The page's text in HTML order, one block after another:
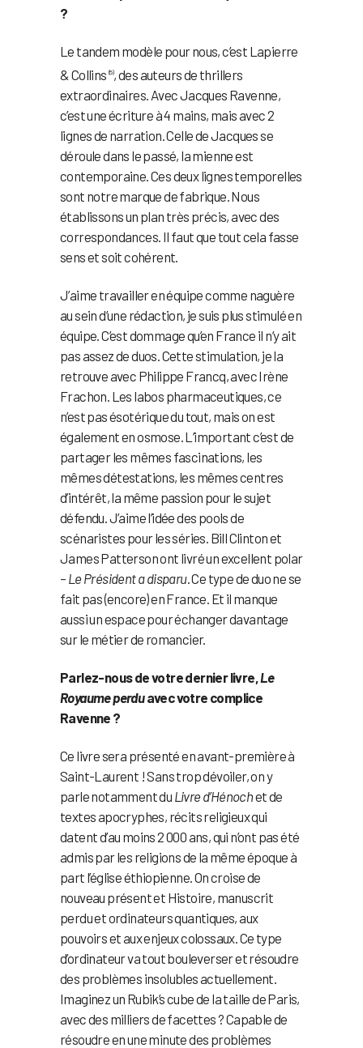
?
Le tandem modèle pour nous, c’est Lapierre
& Collins(5), des auteurs de thrillers
extraordinaires. Avec Jacques Ravenne,
c’est une écriture à 4 mains, mais avec 2
lignes de narration. Celle de Jacques se
déroule dans le passé, la mienne est
contemporaine. Ces deux lignes temporelles
sont notre marque de fabrique. Nous
établissons un plan très précis, avec des
correspondances. Il faut que tout cela fasse
sens et soit cohérent.
J’aime travailler en équipe comme naguère
au sein d’une rédaction, je suis plus stimulé en
équipe. C’est dommage qu’en France il n’y ait
pas assez de duos. Cette stimulation, je la
retrouve avec Philippe Francq, avec Irène
Frachon. Les labos pharmaceutiques, ce
n’est pas ésotérique du tout, mais on est
également en osmose. L’important c’est de
partager les mêmes fascinations, les
mêmes détestations, les mêmes centres
d’intérêt, la même passion pour le sujet
défendu. J’aime l’idée des pools de
scénaristes pour les séries. Bill Clinton et
James Patterson ont livré un excellent polar
– Le Président a disparu. Ce type de duo ne se
fait pas (encore) en France. Et il manque
aussi un espace pour échanger davantage
sur le métier de romancier.
Parlez-nous de votre dernier livre, Le
Royaume perduavec votre complice
Ravenne ?
Ce livre sera présenté en avant-première à
Saint-Laurent ! Sans trop dévoiler, on y
parle notamment du Livre d’Hénochet de
textes apocryphes, récits religieux qui
datent d’au moins 2 000 ans, qui n’ont pas été
admis par les religions de la même époque à
part l’église éthiopienne. On croise de
nouveau présent et Histoire, manuscrit
perdu et ordinateurs quantiques, aux
pouvoirs et aux enjeux colossaux. Ce type
d’ordinateur va tout bouleverser et résoudre
des problèmes insolubles actuellement.
Imaginez un Rubik’s cube de la taille de Paris,
avec des milliers de facettes ? Capable de
résoudre en une minute des problèmes